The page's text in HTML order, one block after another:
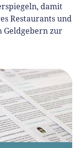
damit
Restaurants und
Geldgebern zur